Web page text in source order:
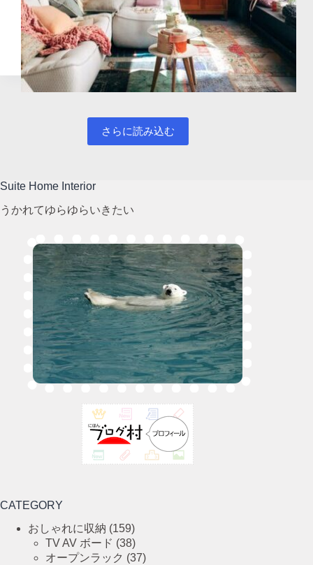
さらに読み込む
Suite Home Interior
うかれてゆらゆらいきたい
CATEGORY
おしゃれに収納 (159)
TV AV ボード (38)
オープンラック (37)